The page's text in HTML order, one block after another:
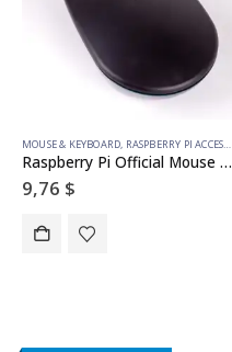
MOUSE & KEYBOARD, RASPBERRY PI ACCESSORIES
Raspberry Pi Official Mouse (Black/Grey)
9,76 $